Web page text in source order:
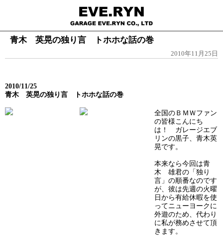
青木 英晃の独り言 トホホな話の巻
2010年11月25日
2010/11/25
青木 英晃の独り言 トホホな話の巻
全国のＢＭＷファン
の皆様こんにち
は！ ガレージエブ
リンの黒子、青木英
晃です。
本来なら今回は青
木 雄君の「独り
言」の順番なのです
が、彼は先週の火曜
日から有給休暇を使
ってニューヨークに
外遊のため、代わり
に私が務めさせて頂
きます。